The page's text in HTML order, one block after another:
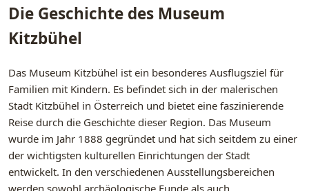
Die Geschichte des Museum
Kitzbühel
Das Museum Kitzbühel ist ein besonderes Ausflugsziel für
Familien mit Kindern. Es befindet sich in der malerischen
Stadt Kitzbühel in Österreich und bietet eine faszinierende
Reise durch die Geschichte dieser Region. Das Museum
wurde im Jahr 1888 gegründet und hat sich seitdem zu einer
der wichtigsten kulturellen Einrichtungen der Stadt
entwickelt. In den verschiedenen Ausstellungsbereichen